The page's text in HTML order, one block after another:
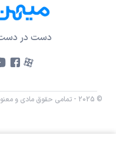
دست در
© 2025 - تمامی حقوق مادی و معنوی این وب‌سایت نزد میهن بلاکچین محفوظ است.